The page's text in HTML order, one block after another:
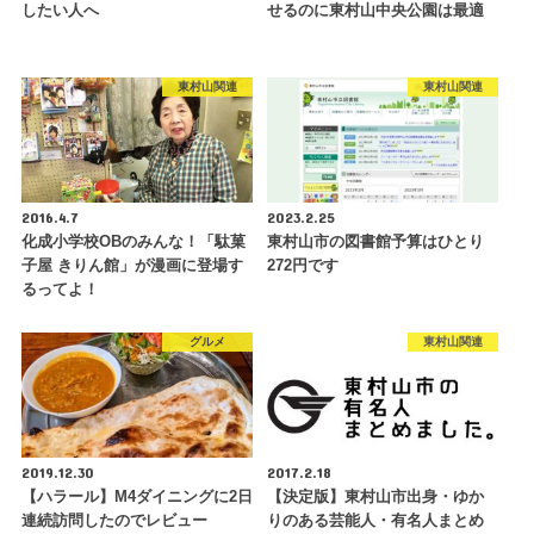
したい人へ せるのに東村山中央公園は最適
東村山関連
2016.4.7
化成小学校OBのみんな！「駄菓
子屋 きりん館」が漫画に登場す
るってよ！
東村山関連
2023.2.25
東村山市の図書館予算はひとり
272円です
グルメ
2019.12.30
【ハラール】M4ダイニングに2日
連続訪問したのでレビュー
東村山関連
2017.2.18
【決定版】東村山市出身・ゆか
りのある芸能人・有名人まとめ